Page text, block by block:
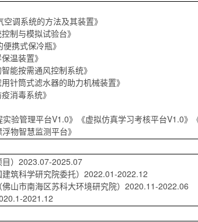
调系统的方法及其装置》
制与模拟试验台》
携式保冷瓶》
温装置》
能按需通风控制系统》
针筒式滤水器的助力机械装置》
消毒系统》
验管理平台V1.0》《虚拟仿真学习考核平台V1.0》
物智慧监测平台》
）2023.07-2025.07
筑科学研究院委托）2022.01-2022.12
山市南海区苏科大环境研究院）2020.11-2022.06
2021.12